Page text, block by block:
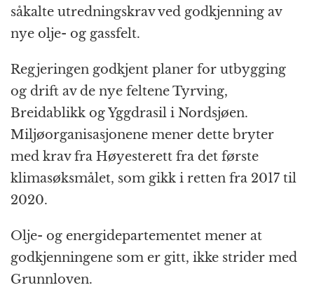
såkalte utredningskrav ved godkjenning av
nye olje- og gassfelt.
Regjeringen godkjent planer for utbygging
og drift av de nye feltene Tyrving,
Breidablikk og Yggdrasil i Nordsjøen.
Miljøorganisasjonene mener dette bryter
med krav fra Høyesterett fra det første
klimasøksmålet, som gikk i retten fra 2017 til
2020.
Olje- og energidepartementet mener at
godkjenningene som er gitt, ikke strider med
Grunnloven.